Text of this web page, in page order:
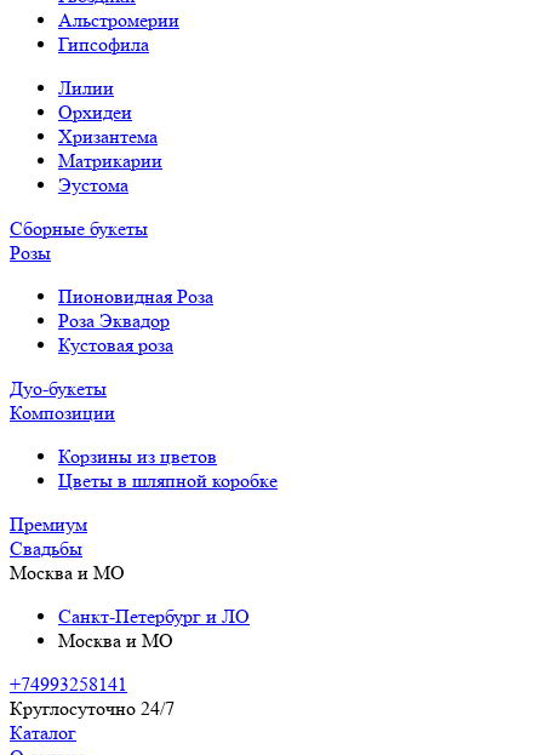
Альстромерии
Гипсофила
Лилии
Орхидеи
Хризантема
Матрикарии
Эустома
Сборные букеты
Розы
Пионовидная Роза
Роза Эквадор
Кустовая роза
Дуо-букеты
Композиции
Корзины из цветов
Цветы в шляпной коробке
Премиум
Свадьбы
Москва и МО
Санкт-Петербург и ЛО
Москва и МО
+74993258141
Круглосуточно 24/7
Каталог